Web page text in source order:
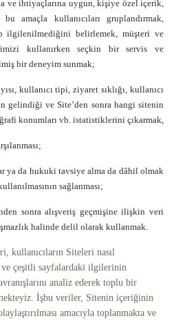
ve ihtiyaçlarına uygun, kişiye özel içerik,
amaçla kullanıcıları gruplandırmak,
ilgilenilmediğini belirlemek, müşteri ve
kullanırken seçkin bir servis ve
bir deneyim sunmak;
kullanıcı tipi, ziyaret sıklığı, kullanıcı
gelindiği ve Site’den sonra hangi sitenin
konumları vb. istatistiklerini çıkarmak,
ya da hukuki tavsiye alma da dâhil olmak
sağlanması;
sonra alışveriş geçmişine ilişkin veri
halinde delil olarak kullanmak.
kullanıcıların Siteleri nasıl
ve çeşitli sayfalardaki ilgilerinin
analiz ederek toplu bir
İşbu veriler, Sitenin içeriğinin
amacıyla toplanmakta ve